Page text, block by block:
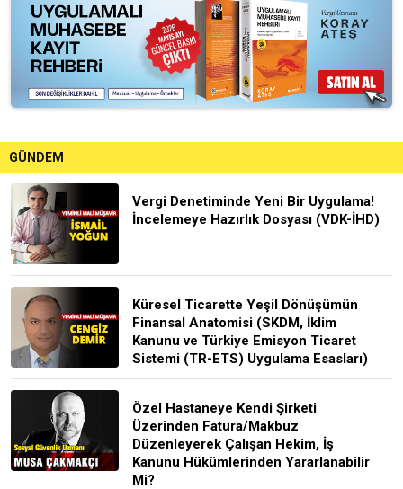
GÜNDEM
Vergi Denetiminde Yeni Bir Uygulama!
İncelemeye Hazırlık Dosyası (VDK-İHD)
Küresel Ticarette Yeşil Dönüşümün
Finansal Anatomisi (SKDM, İklim
Kanunu ve Türkiye Emisyon Ticaret
Sistemi (TR-ETS) Uygulama Esasları)
Özel Hastaneye Kendi Şirketi
Üzerinden Fatura/Makbuz
Düzenleyerek Çalışan Hekim, İş
Kanunu Hükümlerinden Yararlanabilir
Mi?